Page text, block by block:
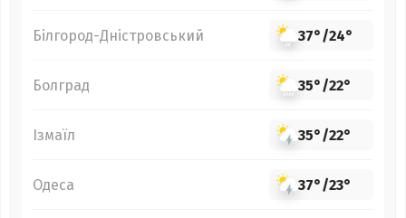
Білгород-Дністровський 37°/24°
Болград 35°/22°
Ізмаїл 35°/22°
Одеса 37°/23°